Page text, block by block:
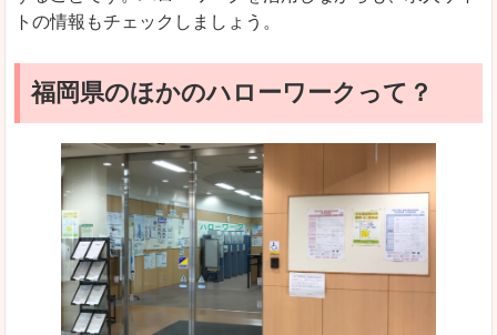
トの情報もチェックしましょう。
福岡県のほかのハローワークって？